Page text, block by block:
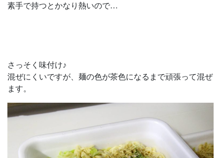
素手で持つとかなり熱いので…
さっそく味付け♪
混ぜにくいですが、麺の色が茶色になるまで頑張って混ぜ
ます。